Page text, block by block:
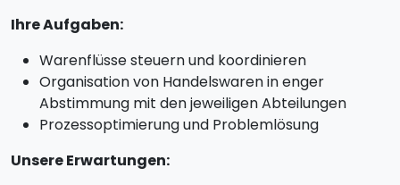
Ihre Aufgaben:
Warenflüsse steuern und koordinieren
Organisation von Handelswaren in enger
Abstimmung mit den jeweiligen Abteilungen
Prozessoptimierung und Problemlösung
Unsere Erwartungen: